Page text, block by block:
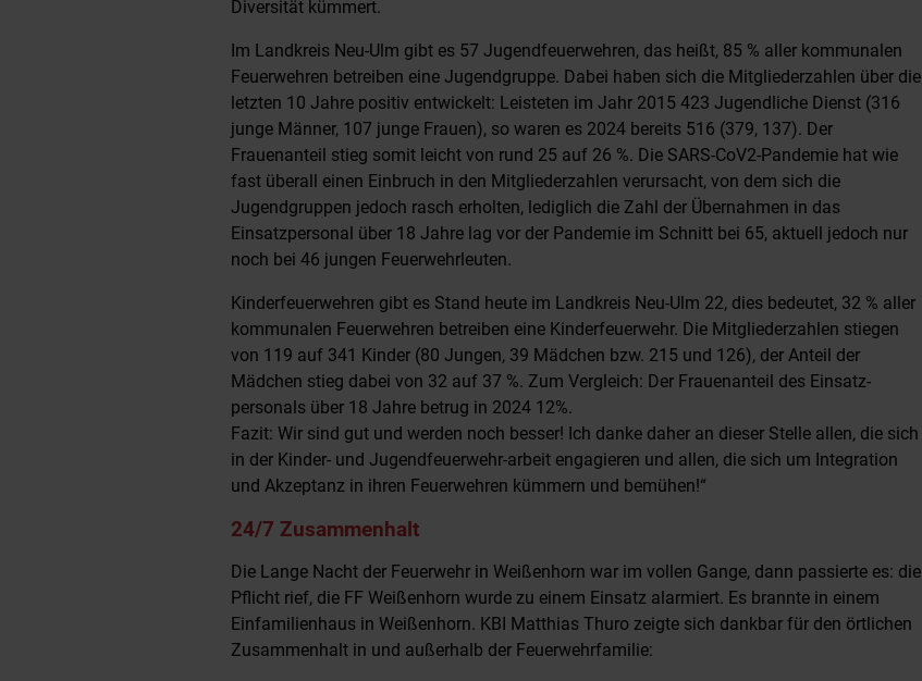
Diversität kümmert.
Im Landkreis Neu-Ulm gibt es 57 Jugendfeuerwehren, das heißt, 85 % aller kommunalen
Feuerwehren betreiben eine Jugendgruppe. Dabei haben sich die Mitgliederzahlen über die
letzten 10 Jahre positiv entwickelt: Leisteten im Jahr 2015 423 Jugendliche Dienst (316
junge Männer, 107 junge Frauen), so waren es 2024 bereits 516 (379, 137). Der
Frauenanteil stieg somit leicht von rund 25 auf 26 %. Die SARS-CoV2-Pandemie hat wie
fast überall einen Einbruch in den Mitgliederzahlen verursacht, von dem sich die
Jugendgruppen jedoch rasch erholten, lediglich die Zahl der Übernahmen in das
Einsatzpersonal über 18 Jahre lag vor der Pandemie im Schnitt bei 65, aktuell jedoch nur
noch bei 46 jungen Feuerwehrleuten.
Kinderfeuerwehren gibt es Stand heute im Landkreis Neu-Ulm 22, dies bedeutet, 32 % aller
kommunalen Feuerwehren betreiben eine Kinderfeuerwehr. Die Mitgliederzahlen stiegen
von 119 auf 341 Kinder (80 Jungen, 39 Mädchen bzw. 215 und 126), der Anteil der
Mädchen stieg dabei von 32 auf 37 %. Zum Vergleich: Der Frauenanteil des Einsatz-
personals über 18 Jahre betrug in 2024 12%.
Fazit: Wir sind gut und werden noch besser! Ich danke daher an dieser Stelle allen, die sich
in der Kinder- und Jugendfeuerwehr-arbeit engagieren und allen, die sich um Integration
und Akzeptanz in ihren Feuerwehren kümmern und bemühen!“
24/7 Zusammenhalt
Die Lange Nacht der Feuerwehr in Weißenhorn war im vollen Gange, dann passierte es: die
Pflicht rief, die FF Weißenhorn wurde zu einem Einsatz alarmiert. Es brannte in einem
Einfamilienhaus in Weißenhorn. KBI Matthias Thuro zeigte sich dankbar für den örtlichen
Zusammenhalt in und außerhalb der Feuerwehrfamilie: